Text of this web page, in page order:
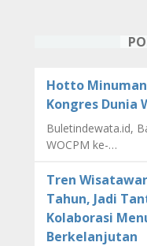
Hotto
Kongres Dunia
Buletindewata.id,
WOCPM ke-…
Tren
Tahun, Jadi
Kolaborasi
Berkelanjutan